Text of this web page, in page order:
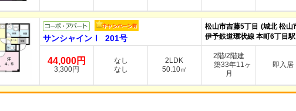
サンシャインⅠ 201号
松山市吉藤5丁目 (城北 松山
伊予鉄道環状線 本町6丁目
44,000円
3,300円
なし
なし
2LDK
50.10㎡
2階/2階建
築33年11ヶ
月
即入居